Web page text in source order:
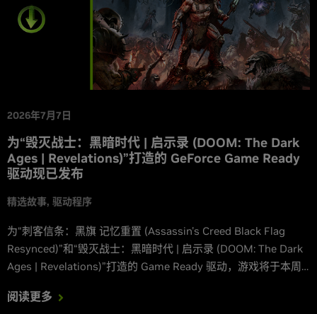
2026年7月7日
为“毁灭战士：黑暗时代 | 启示录 (DOOM: The Dark
Ages | Revelations)”打造的 GeForce Game Ready
驱动现已发布
精选故事 驱动程序
为“刺客信条：黑旗 记忆重置 (Assassin's Creed Black Flag
Resynced)”和“毁灭战士：黑暗时代 | 启示录 (DOOM: The Dark
Ages | Revelations)”打造的 Game Ready 驱动，游戏将于本周
阅读更多